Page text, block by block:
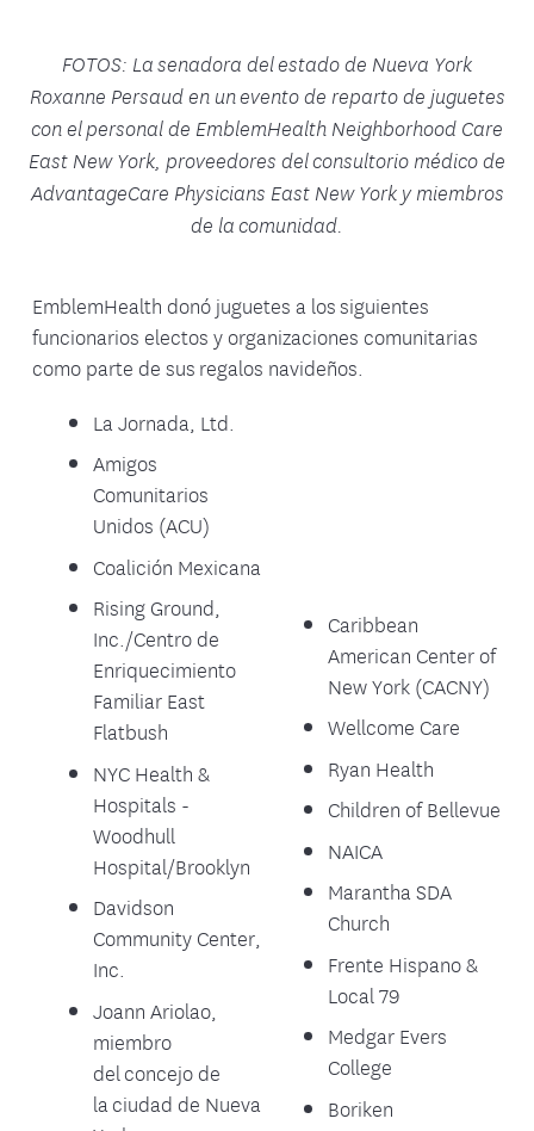
FOTOS: La senadora del estado de Nueva York
Roxanne Persaud en un evento de reparto de juguetes
con el personal de EmblemHealth Neighborhood Care
East New York, proveedores del consultorio médico de
AdvantageCare Physicians East New York y miembros
de la comunidad.
EmblemHealth donó juguetes a los siguientes
funcionarios electos y organizaciones comunitarias
como parte de sus regalos navideños.
La Jornada, Ltd.
Amigos
Comunitarios
Unidos (ACU)
Coalición Mexicana
Rising Ground,
Inc./Centro de
Enriquecimiento
Familiar East
Flatbush
NYC Health &
Hospitals -
Woodhull
Hospital/Brooklyn
Davidson
Community Center,
Inc.
Joann Ariolao,
miembro
del concejo de
la ciudad de Nueva
Caribbean
American Center of
New York (CACNY)
Wellcome Care
Ryan Health
Children of Bellevue
NAICA
Marantha SDA
Church
Frente Hispano &
Local 79
Medgar Evers
College
Boriken